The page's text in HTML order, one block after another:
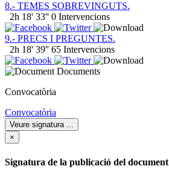
8.- TEMES SOBREVINGUTS.
2h 18' 33'' 0 Intervencions
9.- PRECS I PREGUNTES.
2h 18' 39'' 65 Intervencions
Documents
Convocatòria
Convocatòria
Veure signatura ...
×
Signatura de la publicació del document